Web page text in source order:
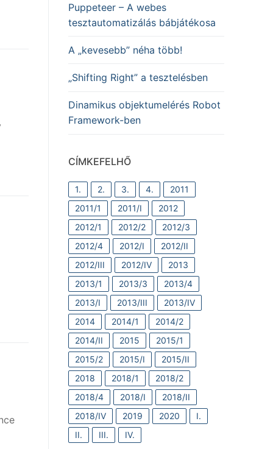
Puppeteer – A webes
tesztautomatizálás bábjátékosa
A „kevesebb” néha több!
„Shifting Right” a tesztelésben
Dinamikus objektumelérés Robot
Framework-ben
CÍMKEFELHŐ
1. 2. 3. 4.
2011
2011/1
2011/I
2012
2012/1
2012/2
2012/3
2012/4
2012/I
2012/II
2012/III
2012/IV
2013
2013/1
2013/3
2013/4
2013/I
2013/III
2013/IV
2014
2014/1
2014/2
2014/II
2015
2015/1
2015/2
2015/I
2015/II
2018
2018/1
2018/2
2018/4
2018/I
2018/II
2018/IV
2019 2020
I.
II.
III. IV.